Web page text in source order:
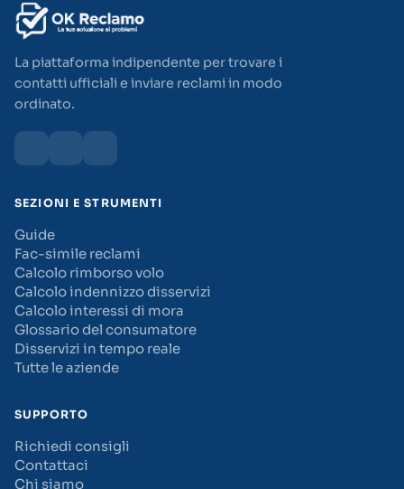
La piattaforma indipendente per trovare i
contatti ufficiali e inviare reclami in modo
ordinato.
SEZIONI E STRUMENTI
Guide
Fac-simile reclami
Calcolo rimborso volo
Calcolo indennizzo disservizi
Calcolo interessi di mora
Glossario del consumatore
Disservizi in tempo reale
Tutte le aziende
SUPPORTO
Richiedi consigli
Contattaci
Chi siamo